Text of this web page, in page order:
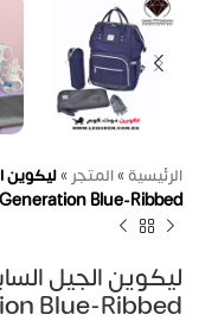
الرئيسية»المتجر »
Generation Blue-Ribbed
Blue-Ribbed